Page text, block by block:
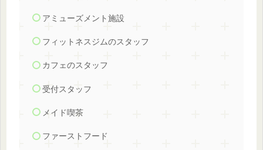
アミューズメント施設
フィットネスジムのスタッフ
カフェのスタッフ
受付スタッフ
メイド喫茶
ファーストフード